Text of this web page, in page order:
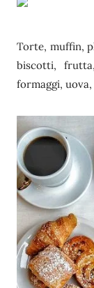
Torte, muffin,
biscotti,
formaggi,